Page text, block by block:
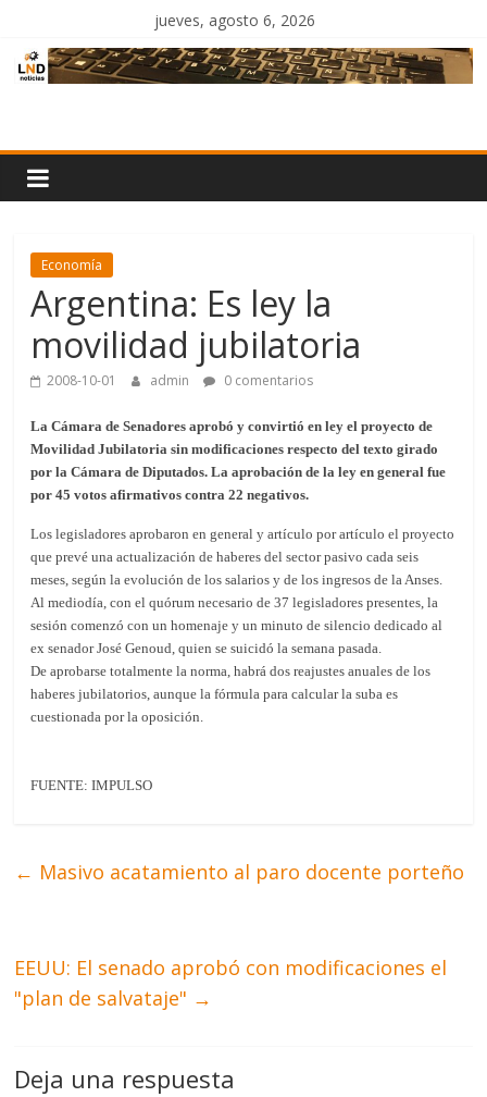
contenido
jueves, agosto 6, 2026
Noticias
Economía
Argentina: Es ley la
movilidad jubilatoria
2008-10-01 admin 0 comentarios
La Cámara de Senadores aprobó y convirtió en ley el proyecto de
Movilidad Jubilatoria sin modificaciones respecto del texto girado
por la Cámara de Diputados. La aprobación de la ley en general fue
por 45 votos afirmativos contra 22 negativos.
Los legisladores aprobaron en general y artículo por artículo el proyecto
que prevé una actualización de haberes del sector pasivo cada seis
meses, según la evolución de los salarios y de los ingresos de la Anses.
Al mediodía, con el quórum necesario de 37 legisladores presentes, la
sesión comenzó con un homenaje y un minuto de silencio dedicado al
ex senador José Genoud, quien se suicidó la semana pasada.
De aprobarse totalmente la norma, habrá dos reajustes anuales de los
haberes jubilatorios, aunque la fórmula para calcular la suba es
cuestionada por la oposición.
FUENTE: IMPULSO
← Masivo acatamiento al paro docente porteño
EEUU: El senado aprobó con modificaciones el
"plan de salvataje" →
Deja una respuesta